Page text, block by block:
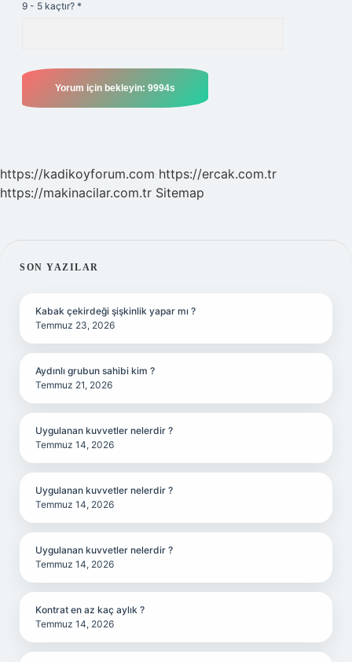
9 - 5 kaçtır? *
https://kadikoyforum.com https://ercak.com.tr
https://makinacilar.com.tr Sitemap
SIDEBAR
SON YAZILAR
Kabak çekirdeği şişkinlik yapar mı ?
Temmuz 23, 2026
Aydınlı grubun sahibi kim ?
Temmuz 21, 2026
Uygulanan kuvvetler nelerdir ?
Temmuz 14, 2026
Uygulanan kuvvetler nelerdir ?
Temmuz 14, 2026
Uygulanan kuvvetler nelerdir ?
Temmuz 14, 2026
Kontrat en az kaç aylık ?
Temmuz 14, 2026